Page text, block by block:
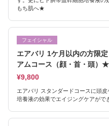
もち肌へ★
フェイシャル
エアバリ 1ケ月以内の方限
アムコース（顔・首・頭）★
¥9,800
エアバリ スタンダードコースに頭
培養液の効果でエイジングケアが